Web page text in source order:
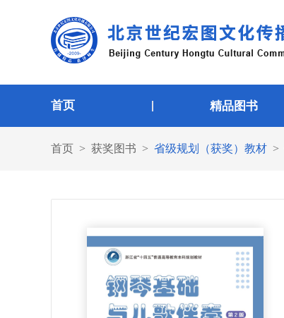
首页 精品图书
首页 获奖图书 省级规划（获奖）教材